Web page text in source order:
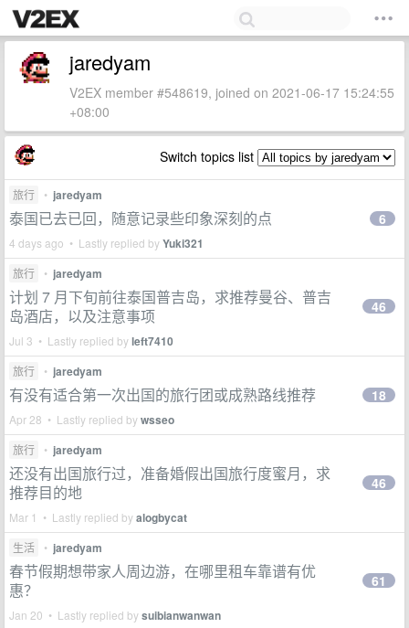
jaredyam
V2EX member #548619, joined on 2021-06-17 15:24:55
+08:00
Switch topics list
旅行 • jaredyam
泰国已去已回，随意记录些印象深刻的点
4 days ago • Lastly replied byYuki321
6
旅行 • jaredyam
计划 7 月下旬前往泰国普吉岛，求推荐曼谷、普吉
岛酒店，以及注意事项
Jul 3 • Lastly replied byleft7410
46
旅行 • jaredyam
有没有适合第一次出国的旅行团或成熟路线推荐
Apr 28 • Lastly replied bywsseo
18
旅行 • jaredyam
还没有出国旅行过，准备婚假出国旅行度蜜月，求
推荐目的地
Mar 1 • Lastly replied byalogbycat
46
生活 • jaredyam
春节假期想带家人周边游，在哪里租车靠谱有优
惠？
Jan 20 • Lastly replied bysuibianwanwan
61